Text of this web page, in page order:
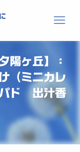
陽ヶ丘】：
（ミニカレ
パド 出汁香